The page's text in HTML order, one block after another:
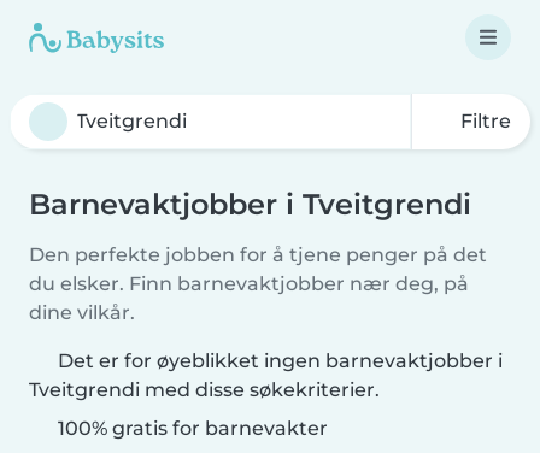
Filtre
Barnevaktjobber i Tveitgrendi
Den perfekte jobben for å tjene penger på det
du elsker. Finn barnevaktjobber nær deg, på
dine vilkår.
Det er for øyeblikket ingen barnevaktjobber i
Tveitgrendi med disse søkekriterier.
100% gratis for barnevakter